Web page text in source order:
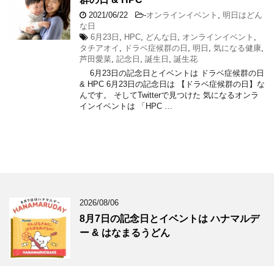
2021/06/22 -オンラインイベント
明日はどん
な日
6月23日
HPC どんな日 オンラインイベント
タチアオイ
ドラベ症候群の日 明日 気になる健康
芦田愛菜 記念日 誕生日
誕生花
6月23日の記念日とイベントは ドラベ症候群の日
& HPC 6月23日の記念日は 【ドラベ症候群の日】な
んです。 そしてTwitterで見つけた 気になるオンラ
インイベントは 「HPC …
2026/08/06
8月7日の記念日とイベントは ハナマルデ
ー & はなまるうどん